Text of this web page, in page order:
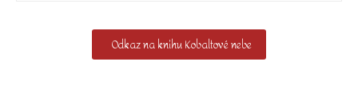
Odkaz na knihu Kobaltové nebe